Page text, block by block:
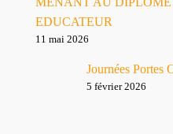
EDUCATEUR
11 mai 2026
Journées Portes
5 février 2026